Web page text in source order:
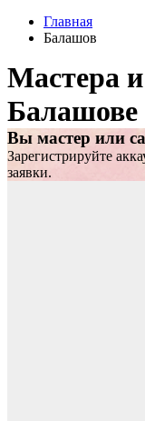
Главная
Балашов
Мастера
Балашове
Вы мастер или
Зарегистрируйте
заявки.